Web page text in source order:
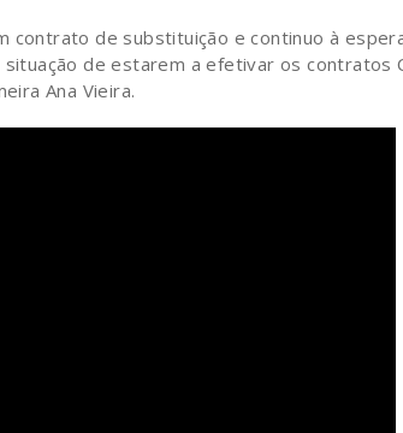
contrato de substituição e continuo à
de estarem a efetivar os contratos
Ana Vieira.